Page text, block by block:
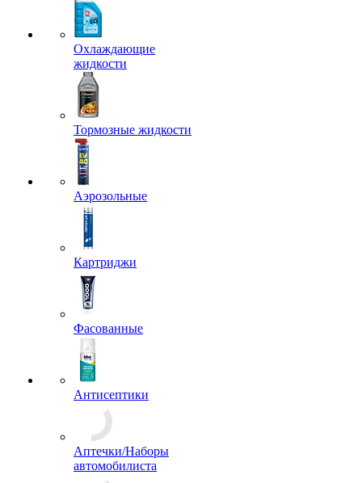
Охлаждающие
жидкости
Тормозные жидкости
Аэрозольные
Картриджи
Фасованные
Антисептики
Аптечки/Наборы
автомобилиста